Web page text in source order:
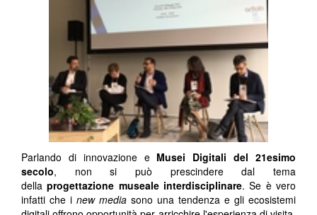
Parlando di innovazione e Musei Digitali del 21esimo
secolo, non si può prescindere dal tema
dellaprogettazione museale interdisciplinare. Se è vero
infatti che i new media sono una tendenza e gli ecosistemi